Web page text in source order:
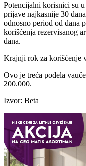
Potencijalni korisnici su u
prijave najkasnije 30
odnosno period od dana
korišćenja rezervisanog
dana.
Krajnji rok za korišćenje
Ovo je treća podela
200.000.
Izvor: Beta